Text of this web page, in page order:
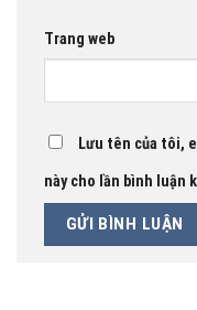
Trang web
Lưu tên của tôi,
này cho lần bình luận